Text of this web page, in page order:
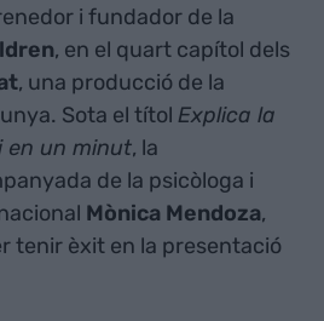
i fundador de la
, en el quart capítol dels
, una producció de la
Sota el títol Explica la
en un minut, la
de la psicòloga i
Mònica Mendoza,
tenir èxit en la presentació